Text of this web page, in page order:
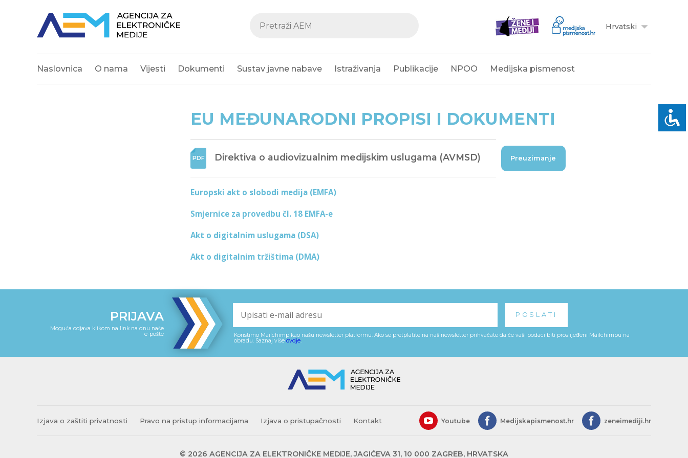
Hrvatski
Naslovnica O nama Vijesti Dokumenti Sustav javne nabave Istraživanja Publikacije NPOO Medijska pismenost
EU MEĐUNARODNI PROPISI I DOKUMENTI
Direktiva o audiovizualnim medijskim uslugama (AVMSD) Preuzimanje
Europski akt o slobodi medija (EMFA)
Smjernice za provedbu čl. 18 EMFA-e
Akt o digitalnim uslugama (DSA)
Akt o digitalnim tržištima (DMA)
PRIJAVA
Moguća odjava klikom na link na dnu naše
e-pošte
Koristimo Mailchimp kao našu newsletter platformu. Ako se pretplatite na naš newsletter prihvaćate da će vaši podaci biti proslijeđeni Mailchimpu na
obradu. Saznaj više ovdje.
Izjava o zaštiti privatnosti Pravo na pristup informacijama Izjava o pristupačnosti Kontakt Youtube Medijskapismenost.hr zeneimediji.hr
© 2026 AGENCIJA ZA ELEKTRONIČKE MEDIJE, JAGIĆEVA 31, 10 000 ZAGREB, HRVATSKA